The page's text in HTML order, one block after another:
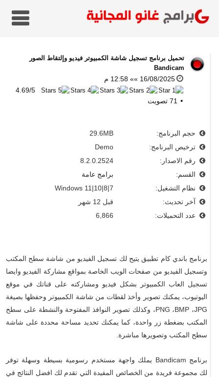
تحميل برنامج تسجيل شاشة الكمبيوتر فيديو وإلتقاط الصور
Bandicam
16/08/2025 »» 12:58 م
4.69/5
71تصويت
حجم البرنامج:
29.6MB
ترخيص البرنامج:
Demo
رقم الاصدار:
8.2.0.2524
القسم:
برامج عامة
نظام التشغيل:
Windows 11|10|8|7
آخر تحديث:
قبل 12 شهر
عدد التحميلات:
6,866
برنامج باندي كام تطبيق يتيح لك تسجيل الفيديو من شاشة سطح المكتب
وتسجيل الفيديو من صفحات الويب الخاصة بمواقع مشاركة الفيديو وايضا
تسجيل العاب الكمبيوتر بشكل فيديو ومشاركته على قناتك في موقع
اليوتيوب، يمكنك تصوير وأخذ لقطات من شاشة الكمبيوتر وحفظها بصيغة
PNG ،BMP ،JPG، وكذلك تصوير النوافذ المفتوحة والنشطة على سطح
المكتب بضغطة زر واحدة، كما يمكنك تحديد مساحة محددة على شاشة
سطح المكتب وتصويرها مباشرة.
برنامج Bandicam يملك واجهة مستخدم رسومية بسيطة وسهلة توفر
لك مجموعة فريدة من الخصائص المفيدة التي تقدم لك افضل النتائج في